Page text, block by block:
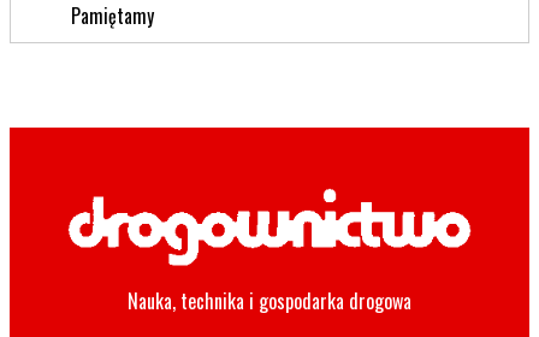
Pamiętamy
Nauka, technika i gospodarka drogowa